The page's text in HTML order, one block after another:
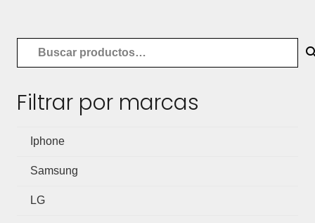
Filtrar por marcas
Iphone
Samsung
LG